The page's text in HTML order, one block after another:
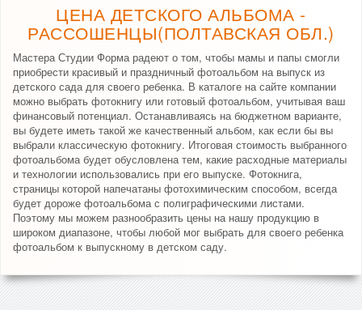
ЦЕНА ДЕТСКОГО АЛЬБОМА -
РАССОШЕНЦЫ(ПОЛТАВСКАЯ ОБЛ.)
Мастера Студии Форма радеют о том, чтобы мамы и папы смогли
приобрести красивый и праздничный фотоальбом на выпуск из
детского сада для своего ребенка. В каталоге на сайте компании
можно выбрать фотокнигу или готовый фотоальбом, учитывая ваш
финансовый потенциал. Останавливаясь на бюджетном варианте,
вы будете иметь такой же качественный альбом, как если бы вы
выбрали классическую фотокнигу. Итоговая стоимость выбранного
фотоальбома будет обусловлена тем, какие расходные материалы
и технологии использовались при его выпуске. Фотокнига,
страницы которой напечатаны фотохимическим способом, всегда
будет дороже фотоальбома с полиграфическими листами.
Поэтому мы можем разнообразить цены на нашу продукцию в
широком диапазоне, чтобы любой мог выбрать для своего ребенка
фотоальбом к выпускному в детском саду.